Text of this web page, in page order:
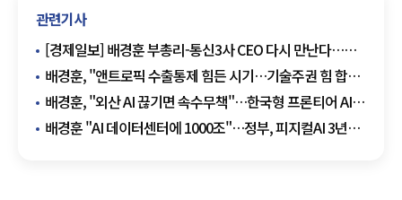
관련기사
[경제일보] 배경훈 부총리-통신3사 CEO 다시 만난다…
AIDC 육성 '민관 청사진' 논의
배경훈, "앤트로픽 수출통제 힘든 시기…기술주권 힘 합쳐
돌파"
배경훈, "외산 AI 끊기면 속수무책"…한국형 프론티어 AI
승부수
배경훈 "AI 데이터센터에 1000조"…정부, 피지컬AI 3년